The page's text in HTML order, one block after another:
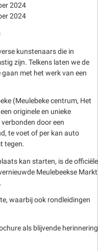
2024
2024
kunstenaars die in
zijn. Telkens laten we de
met het werk van een
(Meulebeke centrum, Het
originele en unieke
door een
te voet of per kan auto
tegen.
kan starten, is de officiële
Meulebeekse Markt
waarbij ook rondleidingen
als blijvende herinnering